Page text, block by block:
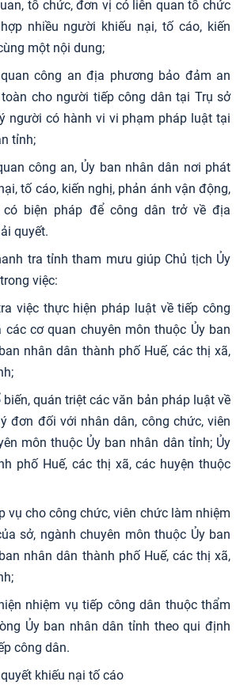
tổ chức, đơn vị có liên quan tổ chức
nhiều người khiếu nại, tố cáo, kiến
một nội dung;
công an địa phương bảo đảm an
cho người tiếp công dân tại Trụ sở
người có hành vi vi phạm pháp luật tại
tỉnh;
công an, Ủy ban nhân dân nơi phát
tố cáo, kiến nghị, phản ánh vận động,
có biện pháp để công dân trở về địa
quyết.
tra tỉnh tham mưu giúp Chủ tịch Ủy
việc:
việc thực hiện pháp luật về tiếp công
cơ quan chuyên môn thuộc Ủy ban
nhân dân thành phố Huế, các thị xã,
biến, quán triệt các văn bản pháp luật về
đơn đối với nhân dân, công chức, viên
môn thuộc Ủy ban nhân dân tỉnh; Ủy
phố Huế, các thị xã, các huyện thuộc
vụ cho công chức, viên chức làm nhiệm
sở, ngành chuyên môn thuộc Ủy ban
nhân dân thành phố Huế, các thị xã,
nhiệm vụ tiếp công dân thuộc thẩm
Ủy ban nhân dân tỉnh theo qui định
công dân.
khiếu nại tố cáo